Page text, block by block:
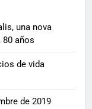
una nova
años
de vida
de 2019